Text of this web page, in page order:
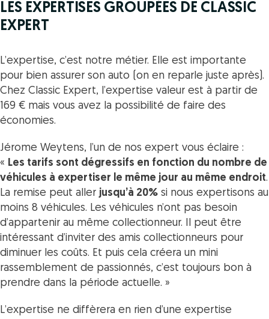
LES EXPERTISES GROUPÉES DE CLASSIC
EXPERT
L’expertise, c’est notre métier. Elle est importante
pour bien assurer son auto (on en reparle juste après).
Chez Classic Expert, l’expertise valeur est à partir de
169 € mais vous avez la possibilité de faire des
économies.
Jérome Weytens, l’un de nos expert vous éclaire :
« Les tarifs sont dégressifs en fonction du nombre de
véhicules à expertiser le même jour au même endroit.
La remise peut aller jusqu’à 20% si nous expertisons au
moins 8 véhicules. Les véhicules n’ont pas besoin
d’appartenir au même collectionneur. Il peut être
intéressant d’inviter des amis collectionneurs pour
diminuer les coûts. Et puis cela créera un mini
rassemblement de passionnés, c’est toujours bon à
prendre dans la période actuelle. »
L’expertise ne diffèrera en rien d’une expertise